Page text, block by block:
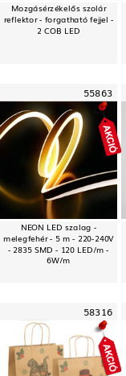
Mozgásérzékelős szolár
reflektor - forgatható fejjel -
2 COB LED
55863
NEON LED szalag -
melegfehér - 5 m - 220-240V
- 2835 SMD - 120 LED/m -
6W/m
58316